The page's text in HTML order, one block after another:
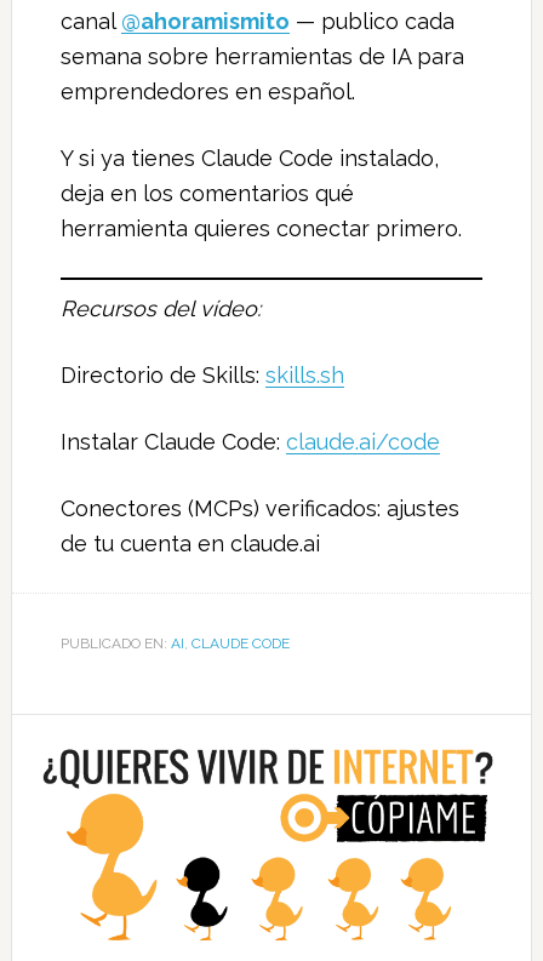
canal @ahoramismito — publico cada
semana sobre herramientas de IA para
emprendedores en español.
Y si ya tienes Claude Code instalado,
deja en los comentarios qué
herramienta quieres conectar primero.
Recursos del vídeo:
Directorio de Skills: skills.sh
Instalar Claude Code: claude.ai/code
Conectores (MCPs) verificados: ajustes
de tu cuenta en claude.ai
PUBLICADO EN: AI, CLAUDE CODE